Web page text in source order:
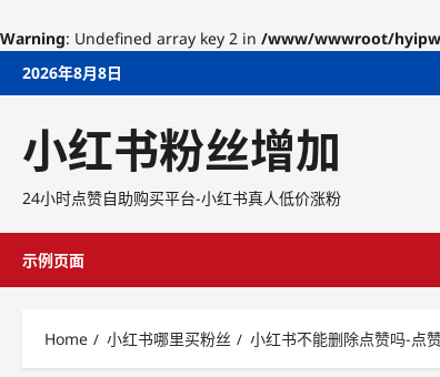
Warning: Undefined array key 2 in /www/wwwroot/
Skip2026年8月8日
小红书粉丝增加
24小时点赞自助购买平台-小红书真人低价涨粉
示例页面
Home 小红书哪里买粉丝 小红书不能删除点赞吗-点